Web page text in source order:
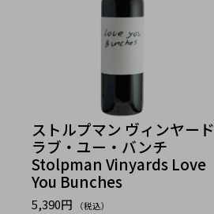
ストルプマン ヴィンヤード
ラブ・ユー・バンチ
Stolpman Vinyards Love
You Bunches
5,390円 （税込）